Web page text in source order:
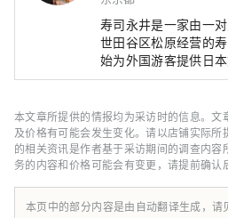
寿司永井是一家由一
世田谷区松原经营的
始为外国游客提供日
久以来的梦想。除了
我们希望更多的人能
享用主厨发寿司，同
本文章所提供的情报均为采访时的信息。
及价格有可能会发生变化。请以店铺实际
的相关资讯是作者基于采访期间的调查内
务的内容和价格可能会有变更，请提前确认
本页中的部分内容是由自动翻译生成，请